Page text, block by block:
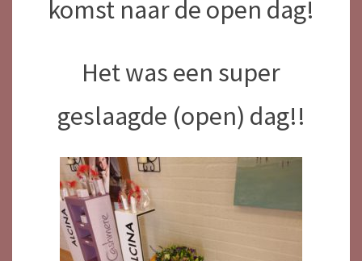
komst naar de open dag!
Het was een super
geslaagde (open) dag!!